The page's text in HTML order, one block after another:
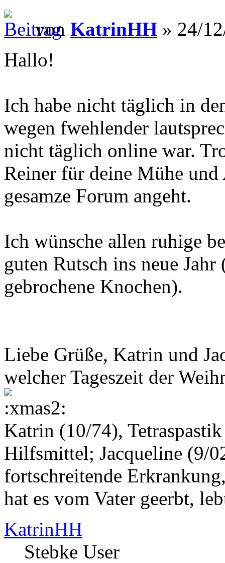
von KatrinHH » 24/
Hallo!
Ich habe nicht täglich in
wegen fwehlender
nicht täglich online war.
Reiner für deine Mühe und
gesamze Forum angeht.
Ich wünsche allen ruhige
guten Rutsch ins neue
gebrochene Knochen).
Liebe Grüße, Katrin und
welcher Tageszeit der
Katrin (10/74),
Hilfsmittel; Jacqueline (9/
fortschreitende
hat es vom Vater geerbt,
KatrinHH
Stebke User